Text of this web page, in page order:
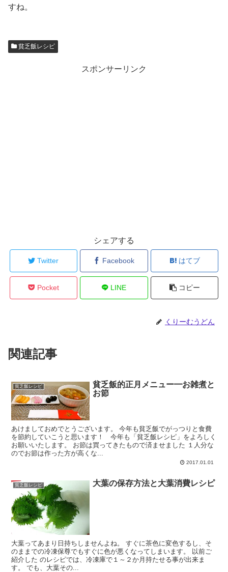
すね。
貧乏飯レシピ
スポンサーリンク
シェアする
Twitter Facebook はてブ
Pocket LINE コピー
くりーむうどん
関連記事
貧乏飯レシピ
貧乏飯的正月メニュー━お雑煮と
お節
あけましておめでとうございます。 今年も貧乏飯でがっつりと食費
を節約していこうと思います！ 今年も「貧乏飯レシピ」をよろしく
お願いいたします。 お節は買ってきたもので済ませました １人分な
のでお節は作った方が高くな...
2017.01.01
貧乏飯レシピ 大葉の保存方法と大葉消費レシピ
大葉ってあまり日持ちしませんよね。 すぐに茶色に変色するし、そ
のままでの冷凍保尊でもすぐに色が悪くなってしまいます。 以前ご
紹介した のレシピでは、冷凍庫で１～２か月持たせる事が出来ま
す。 でも、大葉その...